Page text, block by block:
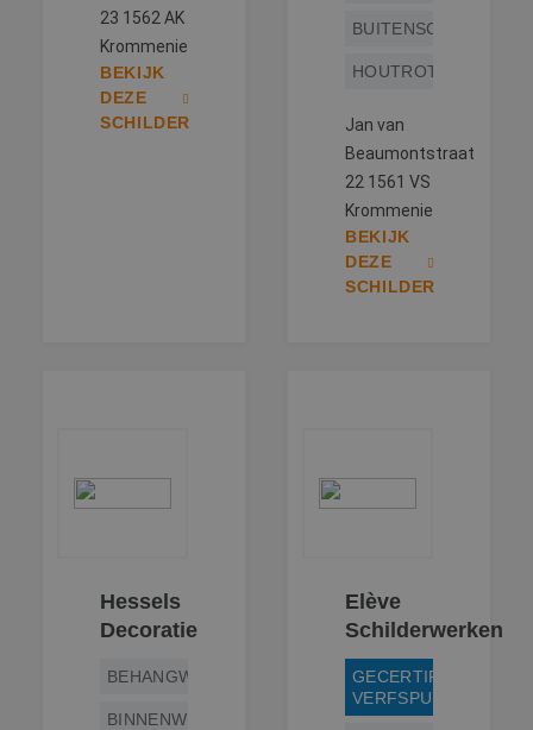
23 1562 AK
Krommenie
BEKIJK
DEZE
SCHILDER
HOUTROTREPARATIE
Jan van
Beaumontstraat
22 1561 VS
Krommenie
BEKIJK
DEZE
SCHILDER
Hessels
Decoratie
BEHANGWERK
BINNENWERK
Elève
Schilderwerken
GECERTIFICEERD
VERFSPUITER